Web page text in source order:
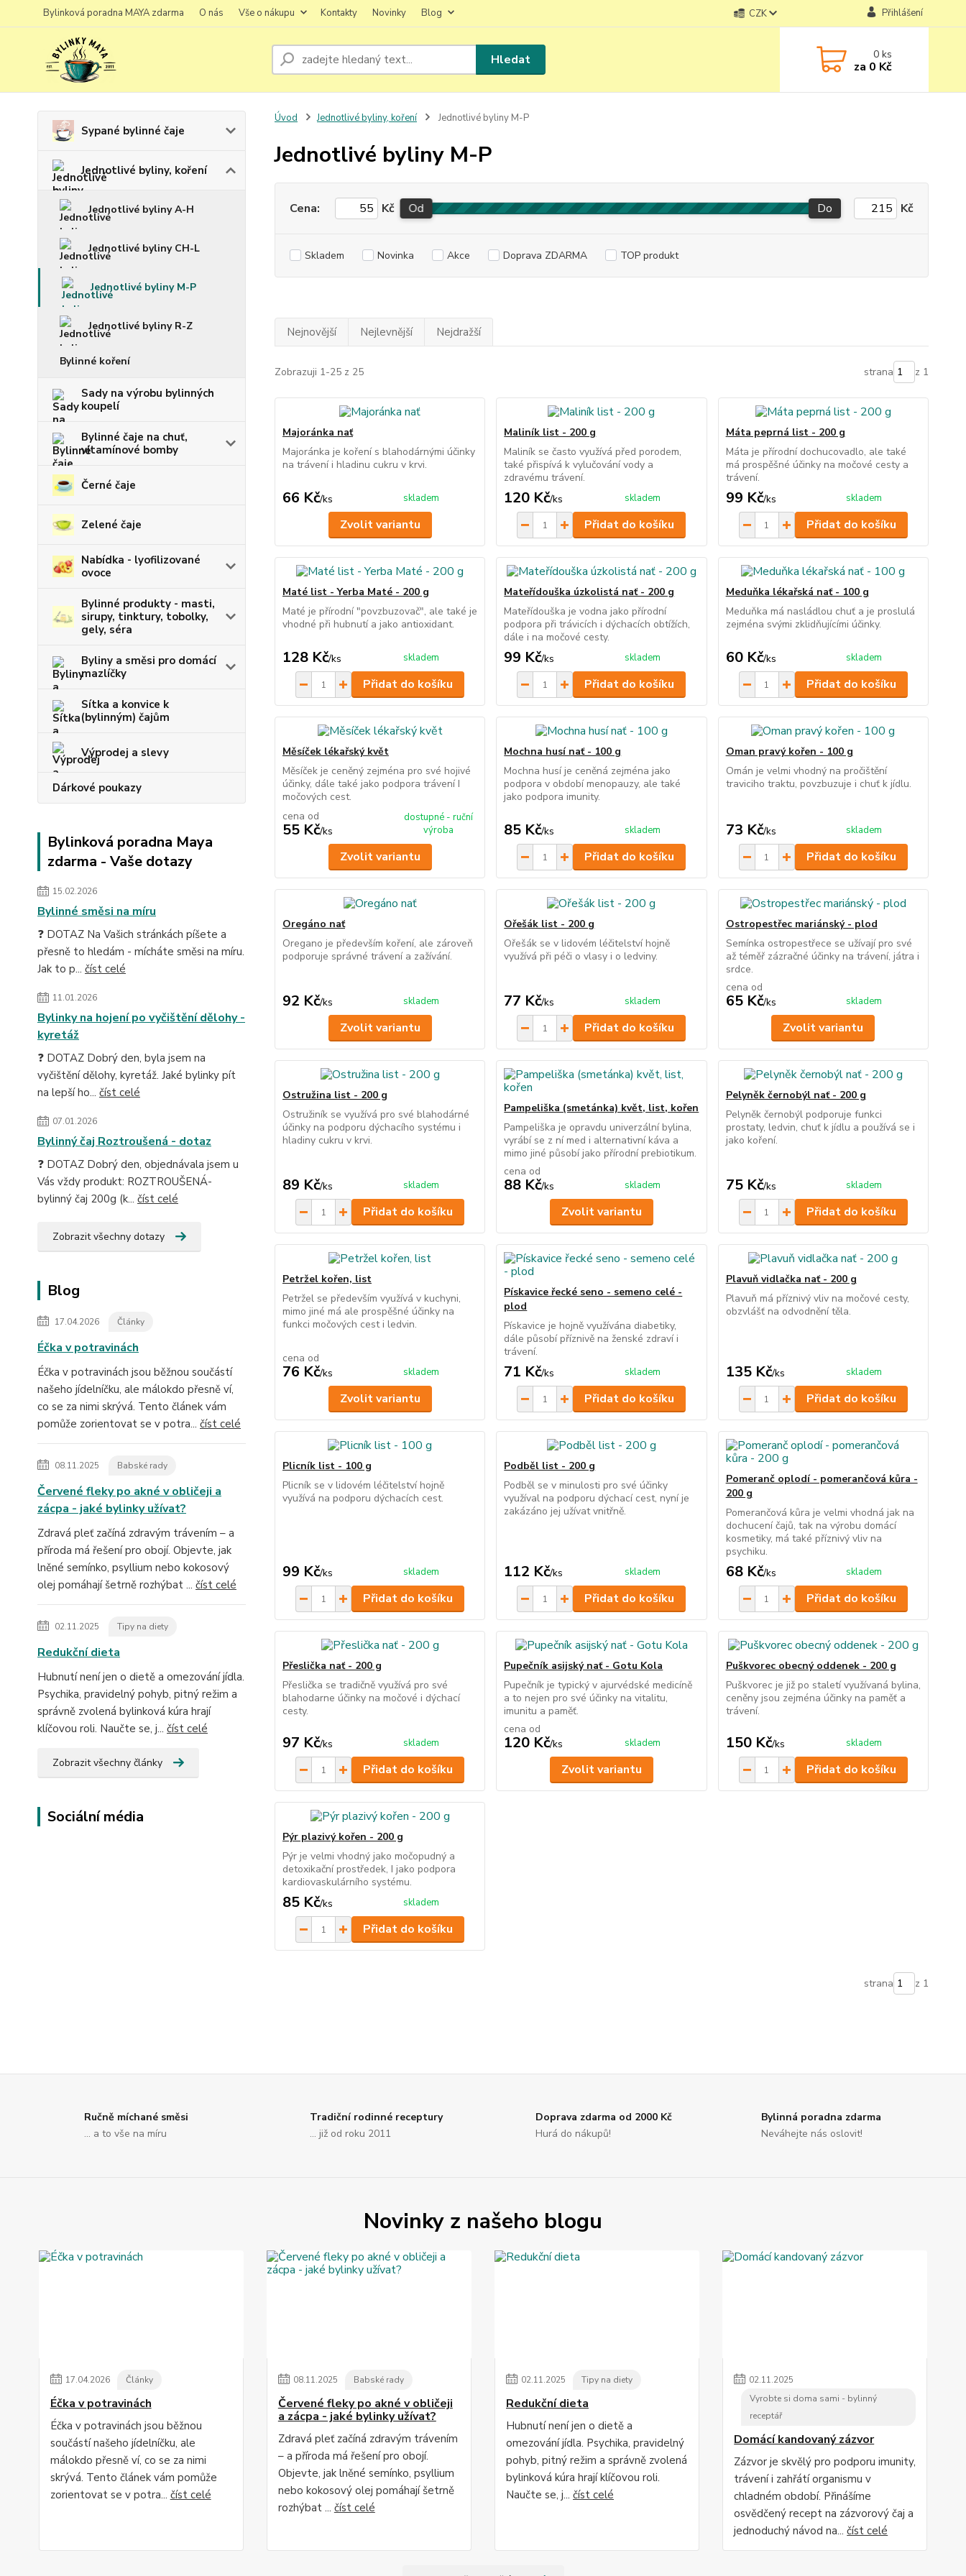
Bylinková poradna MAYA zdarma O nás Vše o nákupu Kontakty Novinky Blog CZK Přihlášení
Hledat 0ks
za 0 Kč
Sypané bylinné čaje
Jednotlivé byliny, koření
Jednotlivé byliny A-H
Jednotlivé byliny CH-L
Jednotlivé byliny M-P
Jednotlivé byliny R-Z
Bylinné koření
Sady na výrobu bylinných
koupelí
Bylinné čaje na chuť,
vitamínové bomby
Černé čaje
Zelené čaje
Nabídka - lyofilizované
ovoce
Bylinné produkty - masti,
sirupy, tinktury, tobolky,
gely, séra
Byliny a směsi pro domácí
mazlíčky
Sítka a konvice k
(bylinným) čajům
Výprodej a slevy
Dárkové poukazy
Bylinková poradna Maya
zdarma - Vaše dotazy
15.02.2026
Bylinné směsi na míru
❓ DOTAZ Na Vašich stránkách píšete a
přesně to hledám - mícháte směsi na míru.
Jak to p... číst celé
11.01.2026
Bylinky na hojení po vyčištění dělohy -
kyretáž
❓ DOTAZ Dobrý den, byla jsem na
vyčištění dělohy, kyretáž. Jaké bylinky pít
na lepší ho... číst celé
07.01.2026
Bylinný čaj Roztroušená - dotaz
❓ DOTAZ Dobrý den, objednávala jsem u
Vás vždy produkt: ROZTROUŠENÁ-
bylinný čaj 200g (k... číst celé
Zobrazit všechny dotazy
Blog
17.04.2026 Články
Éčka v potravinách
Éčka v potravinách jsou běžnou součástí
našeho jídelníčku, ale málokdo přesně ví,
co se za nimi skrývá. Tento článek vám
pomůže zorientovat se v potra... číst celé
08.11.2025 Babské rady
Červené fleky po akné v obličeji a
zácpa - jaké bylinky užívat?
Zdravá pleť začíná zdravým trávením – a
příroda má řešení pro obojí. Objevte, jak
lněné semínko, psyllium nebo kokosový
olej pomáhají šetrně rozhýbat ... číst celé
02.11.2025 Tipy na diety
Redukční dieta
Hubnutí není jen o dietě a omezování jídla.
Psychika, pravidelný pohyb, pitný režim a
správně zvolená bylinková kúra hrají
klíčovou roli. Naučte se, j... číst celé
Zobrazit všechny články
Sociální média
Úvod Jednotlivé byliny, koření Jednotlivé byliny M-P
Jednotlivé byliny M-P
Cena: Kč Od Do Kč
Skladem Novinka Akce Doprava ZDARMA TOP produkt
Nejnovější Nejlevnější Nejdražší
Zobrazuji 1-25 z 25 strana z 1
Majoránka nať
Majoránka je koření s blahodárnými účinky
na trávení i hladinu cukru v krvi.
66 Kč/ks skladem
Zvolit variantu
Maliník list - 200 g
Maliník se často využívá před porodem,
také přispívá k vylučování vody a
zdravému trávení.
120 Kč/ks skladem
Přidat do košíku
Máta peprná list - 200 g
Máta je přírodní dochucovadlo, ale také
má prospěšné účinky na močové cesty a
trávení.
99 Kč/ks skladem
Přidat do košíku
Maté list - Yerba Maté - 200 g
Maté je přírodní "povzbuzovač", ale také je
vhodné při hubnutí a jako antioxidant.
128 Kč/ks skladem
Přidat do košíku
Mateřídouška úzkolistá nať - 200 g
Mateřídouška je vodna jako přírodní
podpora při trávicích i dýchacích obtížích,
dále i na močové cesty.
99 Kč/ks skladem
Přidat do košíku
Meduňka lékařská nať - 100 g
Meduňka má nasládlou chuť a je proslulá
zejména svými zklidňujícími účinky.
60 Kč/ks skladem
Přidat do košíku
Měsíček lékařský květ
Měsíček je ceněný zejména pro své hojivé
účinky, dále také jako podpora trávení I
močových cest.
cena od
55 Kč/ks
dostupné - ruční
výroba
Zvolit variantu
Mochna husí nať - 100 g
Mochna husí je ceněná zejména jako
podpora v období menopauzy, ale také
jako podpora imunity.
85 Kč/ks skladem
Přidat do košíku
Oman pravý kořen - 100 g
Omán je velmi vhodný na pročištění
traviciho traktu, povzbuzuje i chuť k jídlu.
73 Kč/ks skladem
Přidat do košíku
Oregáno nať
Oregano je především koření, ale zároveň
podporuje správné trávení a zažívání.
92 Kč/ks skladem
Zvolit variantu
Ořešák list - 200 g
Ořešák se v lidovém léčitelství hojně
využívá při péči o vlasy i o ledviny.
77 Kč/ks skladem
Přidat do košíku
Ostropestřec mariánský - plod
Semínka ostropestřece se užívají pro své
až téměř zázračné účinky na trávení, játra i
srdce.
cena od
65 Kč/ks skladem
Zvolit variantu
Ostružina list - 200 g
Ostružiník se využívá pro své blahodárné
účinky na podporu dýchacího systému i
hladiny cukru v krvi.
89 Kč/ks skladem
Přidat do košíku
Pampeliška (smetánka) květ, list, kořen
Pampeliška je opravdu univerzální bylina,
vyrábí se z ní med i alternativní káva a
mimo jiné působí jako přírodní prebiotikum.
cena od
88 Kč/ks skladem
Zvolit variantu
Pelyněk černobýl nať - 200 g
Pelyněk černobýl podporuje funkci
prostaty, ledvin, chuť k jídlu a používá se i
jako koření.
75 Kč/ks skladem
Přidat do košíku
Petržel kořen, list
Petržel se především využívá v kuchyni,
mimo jiné má ale prospěšné účinky na
funkci močových cest i ledvin.
cena od
76 Kč/ks skladem
Zvolit variantu
Pískavice řecké seno - semeno celé -
plod
Pískavice je hojně využívána diabetiky,
dále působí příznivě na ženské zdraví i
trávení.
71 Kč/ks skladem
Přidat do košíku
Plavuň vidlačka nať - 200 g
Plavuň má příznivý vliv na močové cesty,
obzvlášť na odvodnění těla.
135 Kč/ks skladem
Přidat do košíku
Plicník list - 100 g
Plicník se v lidovém léčitelství hojně
využívá na podporu dýchacích cest.
99 Kč/ks skladem
Přidat do košíku
Podběl list - 200 g
Podběl se v minulosti pro své účinky
využíval na podporu dýchací cest, nyní je
zakázáno jej užívat vnitřně.
112 Kč/ks skladem
Přidat do košíku
Pomeranč oplodí - pomerančová kůra -
200 g
Pomerančová kůra je velmi vhodná jak na
dochucení čajů, tak na výrobu domácí
kosmetiky, má také příznivý vliv na
psychiku.
68 Kč/ks skladem
Přidat do košíku
Přeslička nať - 200 g
Přeslička se tradičně využívá pro své
blahodarne účinky na močové i dýchací
cesty.
97 Kč/ks skladem
Přidat do košíku
Pupečník asijský nať - Gotu Kola
Pupečník je typický v ajurvédské medicíně
a to nejen pro své účinky na vitalitu,
imunitu a paměť.
cena od
120 Kč/ks skladem
Zvolit variantu
Puškvorec obecný oddenek - 200 g
Puškvorec je již po staletí využívaná bylina,
ceněny jsou zejména účinky na paměť a
trávení.
150 Kč/ks skladem
Přidat do košíku
Pýr plazivý kořen - 200 g
Pýr je velmi vhodný jako močopudný a
detoxikační prostředek, I jako podpora
kardiovaskulárního systému.
85 Kč/ks skladem
Přidat do košíku
strana z 1
Ručně míchané směsi
... a to vše na míru
Tradiční rodinné receptury
... již od roku 2011
Doprava zdarma od 2000 Kč
Hurá do nákupů!
Bylinná poradna zdarma
Neváhejte nás oslovit!
Novinky z našeho blogu
17.04.2026 Články
Éčka v potravinách
Éčka v potravinách jsou běžnou
součástí našeho jídelníčku, ale
málokdo přesně ví, co se za nimi
skrývá. Tento článek vám pomůže
zorientovat se v potra... číst celé
08.11.2025 Babské rady
Červené fleky po akné v obličeji
a zácpa - jaké bylinky užívat?
Zdravá pleť začíná zdravým trávením
– a příroda má řešení pro obojí.
Objevte, jak lněné semínko, psyllium
nebo kokosový olej pomáhají šetrně
rozhýbat ... číst celé
02.11.2025 Tipy na diety
Redukční dieta
Hubnutí není jen o dietě a
omezování jídla. Psychika, pravidelný
pohyb, pitný režim a správně zvolená
bylinková kúra hrají klíčovou roli.
Naučte se, j... číst celé
02.11.2025
Vyrobte si doma sami - bylinný
receptář
Domácí kandovaný zázvor
Zázvor je skvělý pro podporu imunity,
trávení i zahřátí organismu v
chladném období. Přinášíme
osvědčený recept na zázvorový čaj a
jednoduchý návod na...číst celé